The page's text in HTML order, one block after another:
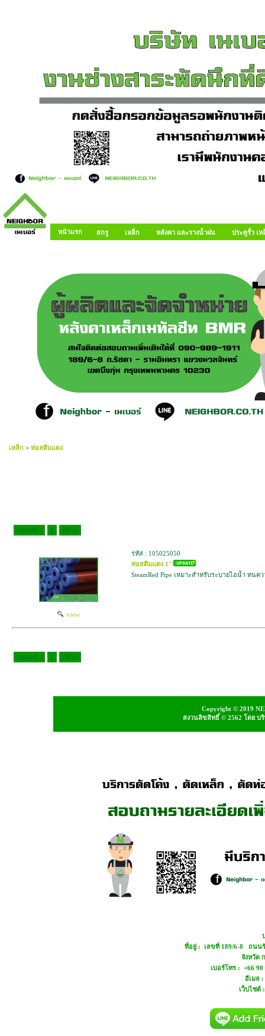
หน้าแรก สกรู เหล็ก หลังคา และรางน้ำฝน ประตูรั้ว เ
เหล็ก > ท่อสตีมแดง
ก่อนหน้า 1 ถัดไป
view
รหัส : 105025050
ท่อสตีมแดง 1"
SteamRed Pipe เหมาะสำหรับระบายไอน้ำ ท
ก่อนหน้า 1 ถัดไป
Copyright © 2019
สงวนลิขสิทธิ์ © 2562 โดย บ
ที่อยู่ : เลขที่ 189/6-8 ถนน
จังหวัด
เบอร์โทร : +66
อีเมล :
เว็บไซต์